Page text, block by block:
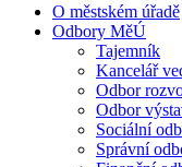
O městském úřadě
Odbory MěÚ
Tajemník
Kancelář
Odbor
Odbor
Sociální
Správní